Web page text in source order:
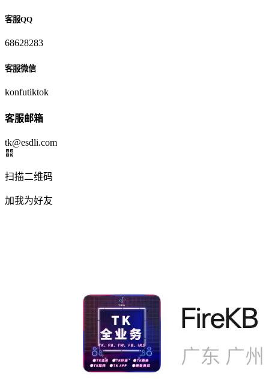
客服QQ
68628283
客服微信
konfutiktok
客服邮箱
tk@esdli.com
扫描二维码
加我为好友